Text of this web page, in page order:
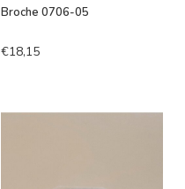
Broche 0706-05
€18,15